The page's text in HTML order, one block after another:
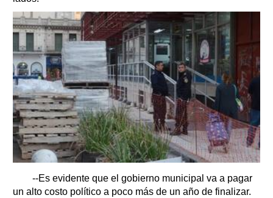
--Es evidente que el gobierno municipal va a pagar
un alto costo político a poco más de un año de finalizar.